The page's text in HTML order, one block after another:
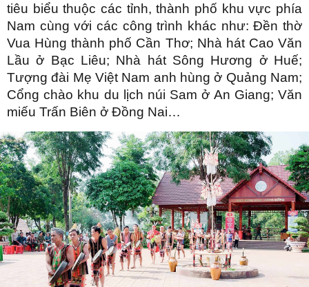
tiêu biểu thuộc các tỉnh, thành phố khu vực phía
Nam cùng với các công trình khác như: Đền thờ
Vua Hùng thành phố Cần Thơ; Nhà hát Cao Văn
Lầu ở Bạc Liêu; Nhà hát Sông Hương ở Huế;
Tượng đài Mẹ Việt Nam anh hùng ở Quảng Nam;
Cổng chào khu du lịch núi Sam ở An Giang; Văn
miếu Trấn Biên ở Đồng Nai…